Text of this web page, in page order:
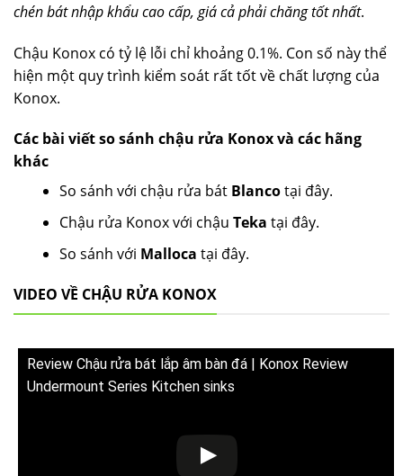
chén bát nhập khẩu cao cấp, giá cả phải chăng tốt nhất.
Chậu Konox có tỷ lệ lỗi chỉ khoảng 0.1%. Con số này thể
hiện một quy trình kiểm soát rất tốt về chất lượng của
Konox.
Các bài viết so sánh chậu rửa Konox và các hãng
khác
So sánh với chậu rửa bát Blancotại đây.
Chậu rửa Konox với chậu Teka tại đây.
So sánh với Malloca tại đây.
VIDEO VỀ CHẬU RỬA KONOX
Review Chậu rửa bát lắp âm bàn đá | Konox Review
Undermount Series Kitchen sinks